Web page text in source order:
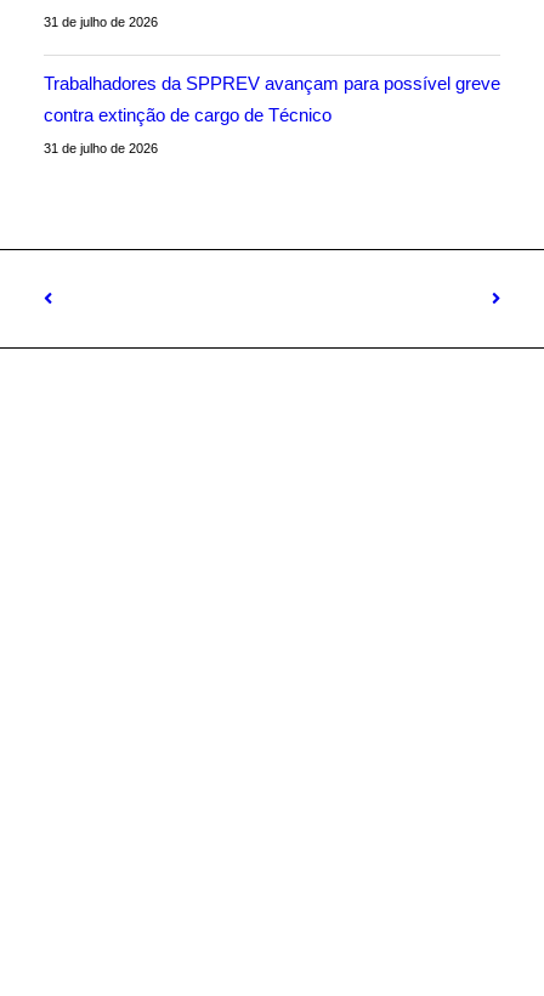
31 de julho de 2026
Trabalhadores da SPPREV avançam para possível greve
contra extinção de cargo de Técnico
31 de julho de 2026